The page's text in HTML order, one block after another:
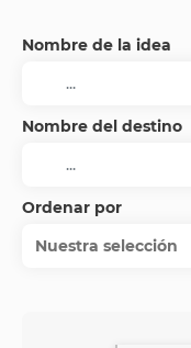
Nombre de la idea
Nombre del destino
Ordenar por
Nuestra selección